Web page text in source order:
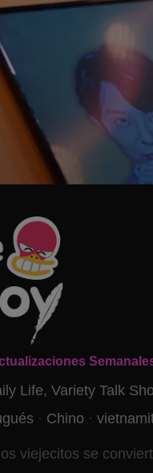
Life, Variety Talk
· Chino ·
viejecitos se